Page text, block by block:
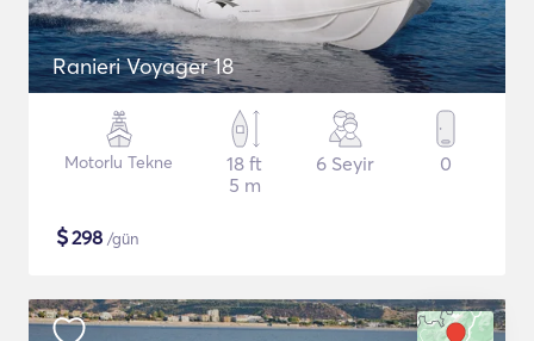
Ranieri Voyager 18
Motorlu Tekne
18 ft
5 m
6 Seyir 0
$298 /gün